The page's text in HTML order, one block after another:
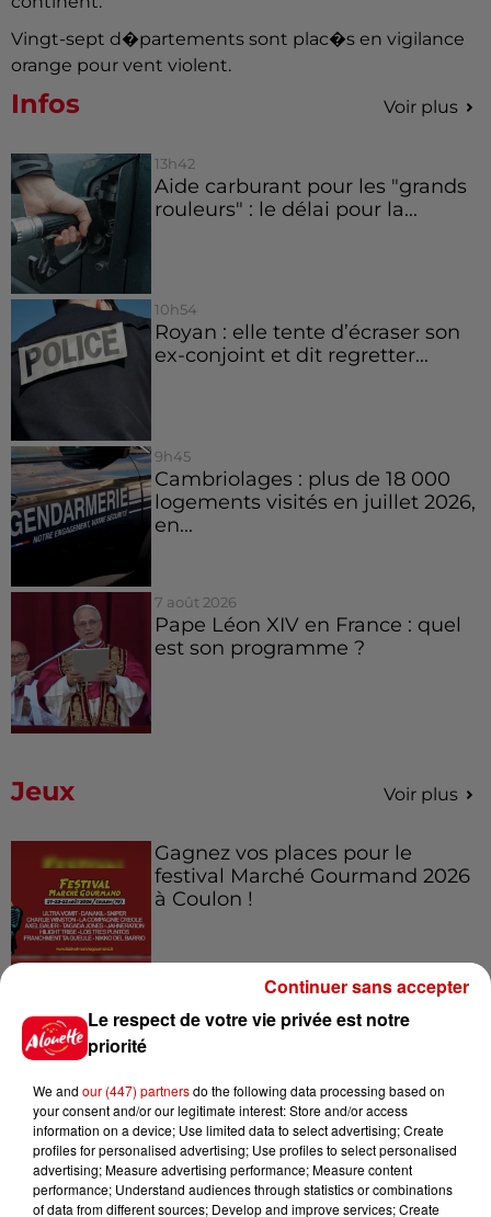
Vingt-sept d�partements sont plac�s en vigilance
orange pour vent violent.
Infos Voir plus
13h42
Aide carburant pour les "grands
rouleurs" : le délai pour la...
10h54
Royan : elle tente d’écraser son
ex-conjoint et dit regretter...
9h45
Cambriolages : plus de 18 000
logements visités en juillet 2026,
en...
7 août 2026
Pape Léon XIV en France : quel
est son programme ?
Jeux Voir plus
Gagnez vos places pour le
festival Marché Gourmand 2026
à Coulon !
Le Duel - Gagnez vos entrées
pour l'un des zoos de nos
Destination Vacances - Gagnez
votre séjour en famille au cœur
de la...
Le respect de votre vie privée est notre
priorité
We and our (447) partnersdo the following data processing based on
your consent and/or our legitimate interest: Store and/or access
information on a device; Use limited data to select advertising; Create
profiles for personalised advertising; Use profiles to select personalised
advertising; Measure advertising performance; Measure content
performance; Understand audiences through statistics or combinations
of data from different sources; Develop and improve services; Create
Continuer sans accepter